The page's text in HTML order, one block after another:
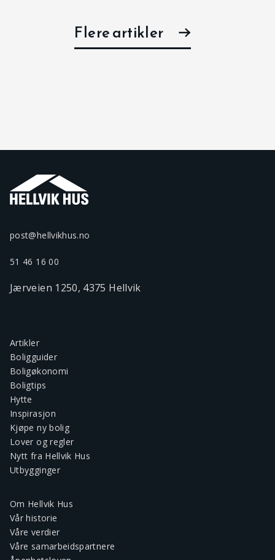
Flere artikler
post@hellvikhus.no
51 46 16 00
Jærveien 1250, 4375 Hellvik
Artikler
Boligguider
Boligøkonomi
Boligtips
Hytte
Inspirasjon
Kjøpe ny bolig
Lover og regler
Nytt fra Hellvik Hus
Utbygginger
Om Hellvik Hus
Vår historie
Våre verdier
Våre samarbeidspartnere